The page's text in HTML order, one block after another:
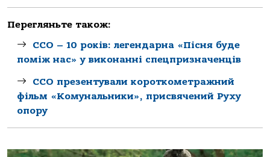
Перегляньте також:
ССО – 10 років: легендарна «Пісня буде
поміж нас» у виконанні спецпризначенців
ССО презентували короткометражний
фільм «Комунальники», присвячений Руху
опору